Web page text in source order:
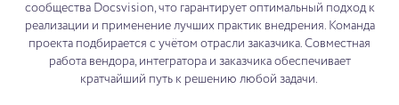
сообщества Docsvision, что гарантирует оптимальный подход к
реализации и применение лучших практик внедрения. Команда
проекта подбирается с учётом отрасли заказчика. Совместная
работа вендора, интегратора и заказчика обеспечивает
кратчайший путь к решению любой задачи.